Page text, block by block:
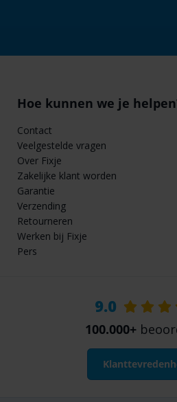
Hoe kunnen we je
Contact
Veelgestelde vragen
Over Fixje
Zakelijke klant worden
Garantie
Verzending
Retourneren
Werken bij Fixje
Pers
9.0
100.000+